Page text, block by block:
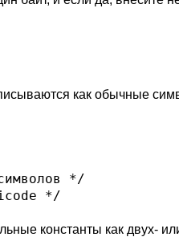
как обычные
*/
константы как двух-